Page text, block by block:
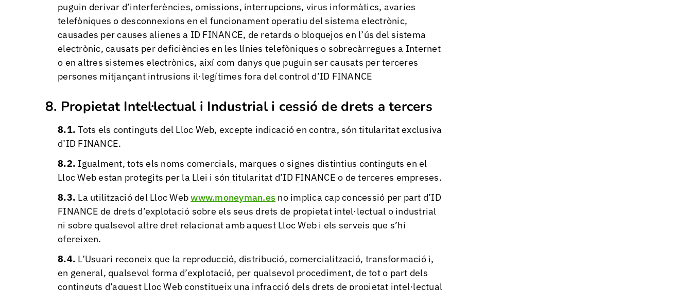
puguin derivar d’interferències, omissions, interrupcions, virus informàtics, avaries
telefòniques o desconnexions en el funcionament operatiu del sistema electrònic,
causades per causes alienes a ID FINANCE, de retards o bloquejos en l’ús del sistema
electrònic, causats per deficiències en les línies telefòniques o sobrecàrregues a Internet
o en altres sistemes electrònics, així com danys que puguin ser causats per terceres
persones mitjançant intrusions il·legítimes fora del control d’ID FINANCE
Propietat Intel·lectual i Industrial i cessió de drets a tercers
Tots els continguts del Lloc Web, excepte indicació en contra, són titularitat exclusiva
d’ID FINANCE.
Igualment, tots els noms comercials, marques o signes distintius continguts en el
Lloc Web estan protegits per la Llei i són titularitat d’ID FINANCE o de terceres empreses.
La utilització del Lloc Webwww.moneyman.es no implica cap concessió per part d’ID
FINANCE de drets d’explotació sobre els seus drets de propietat intel·lectual o industrial
ni sobre qualsevol altre dret relacionat amb aquest Lloc Web i els serveis que s’hi
ofereixen.
L’Usuari reconeix que la reproducció, distribució, comercialització, transformació i,
en general, qualsevol forma d’explotació, per qualsevol procediment, de tot o part dels
continguts d’aquest Lloc Web constitueix una infracció dels drets de propietat intel·lectual